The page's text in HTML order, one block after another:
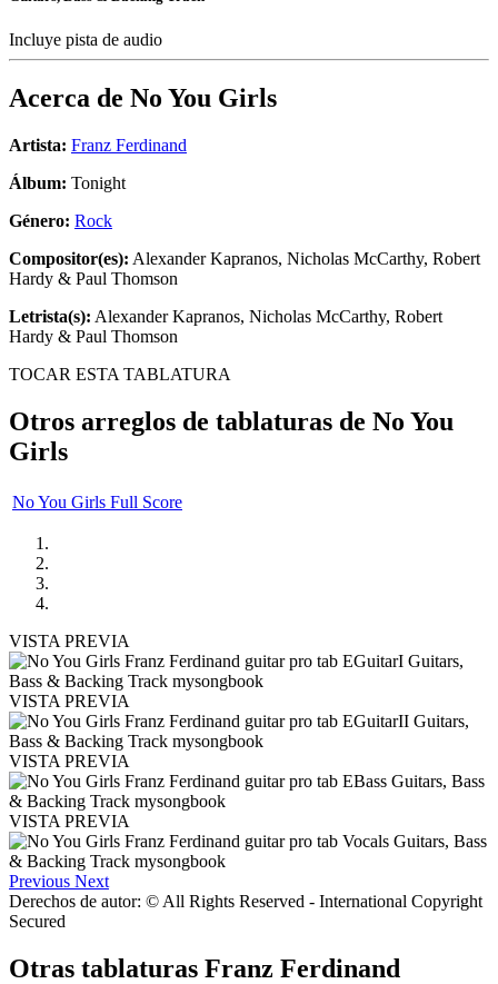
Incluye pista de audio
Acerca de No You Girls
Artista: Franz Ferdinand
Álbum: Tonight
Género: Rock
Compositor(es): Alexander Kapranos, Nicholas McCarthy, Robert
Hardy & Paul Thomson
Letrista(s): Alexander Kapranos, Nicholas McCarthy, Robert
Hardy & Paul Thomson
TOCAR ESTA TABLATURA
Otros arreglos de tablaturas de No You
Girls
No You Girls Full Score
VISTA PREVIA
VISTA PREVIA
VISTA PREVIA
VISTA PREVIA
Previous Next
Derechos de autor: © All Rights Reserved - International Copyright
Secured
Otras tablaturas Franz Ferdinand